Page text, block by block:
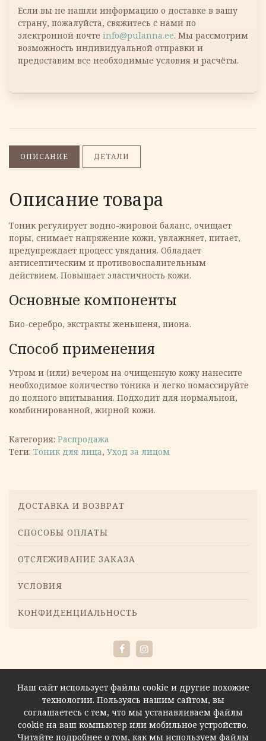
Если вы не нашли информацию о доставке в вашу
страну, пожалуйста, свяжитесь с нами по
электронной почте info@pulanna.ee. Мы рассмотрим
возможность индивидуальной отправки и
предоставим все необходимые условия и расчёты.
ОПИСАНИЕ ДЕТАЛИ
Описание товара
Тоник регулирует водно-жировой баланс, очищает
поры, снимает напряжение кожи, увлажняет, питает,
предупреждает процесс увядания. Обладает
антисептическим и противовоспалительным
действием. Повышает эластичность кожи.
Основные компоненты
Био-серебро, экстракты женьшеня, пиона.
Способ применения
Утром и (или) вечером на очищенную кожу нанесите
необходимое количество тоника и легко помассируйте
до полного впитывания. Подходит для нормальной,
комбинированной, жирной кожи.
Категория: Распродажа
Теги: Тоник для лица, Уход за лицом
Меню
ДОСТАВКА И ВОЗВРАТ
СПОСОБЫ ОПЛАТЫ
ОТСЛЕЖИВАНИЕ ЗАКАЗА
УСЛОВИЯ
КОНФИДЕНЦИАЛЬНОСТЬ
FacebookInstagram
Наш сайт использует файлы cookie и другие похожие
технологии. Пользуясь нашим сайтом, вы
соглашаетесь с тем, что мы устанавливаем файлы
cookie на ваш компьютер или мобильное устройство.
Читайте подробнее о том, как мы используем файлы